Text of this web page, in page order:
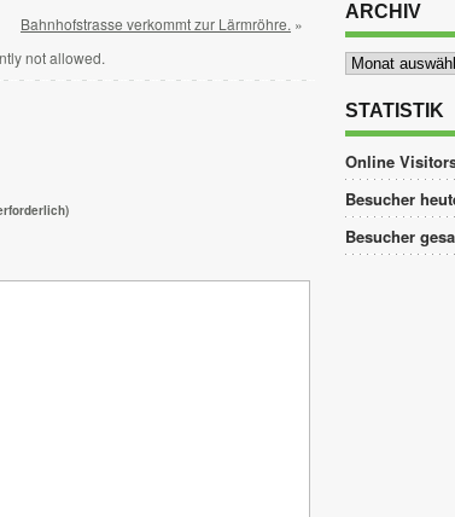
Bahnhofstrasse verkommt zur Lärmröhre. »
not allowed.
ARCHIV
Archiv
STATISTIK
Online
Besucher
Besucher